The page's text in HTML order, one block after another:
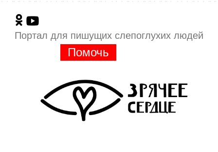
Портал для пишущих слепоглухих людей
Помочь